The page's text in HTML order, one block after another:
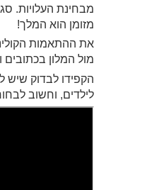
מבחינת העלויות.
מזומן הוא המלך!
את ההתאמות
מול המלון בכתובים
הקפידו לבדוק שיש
לילדים, וחשוב